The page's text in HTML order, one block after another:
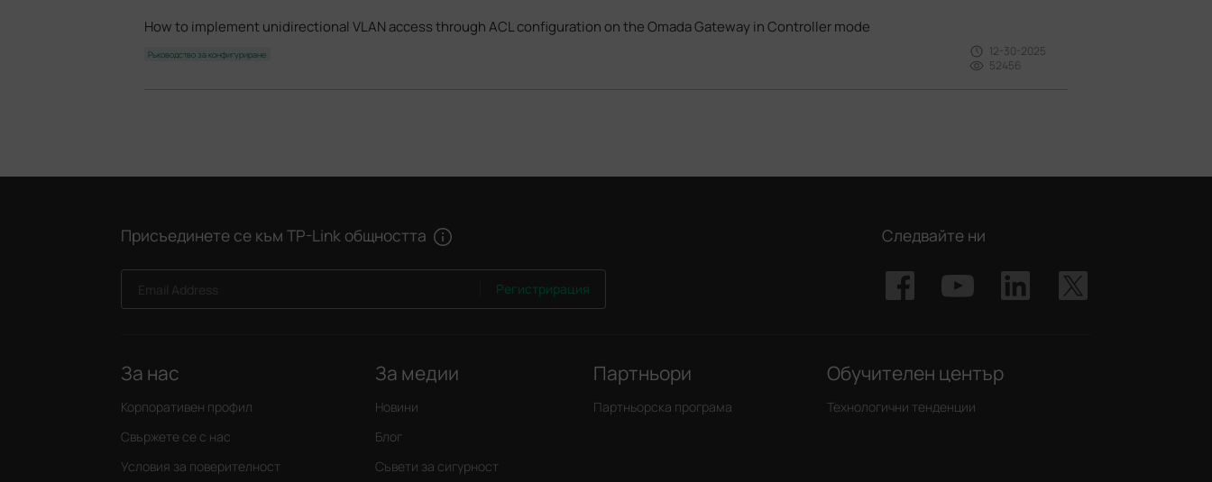
How to implement unidirectional VLAN access through ACL configuration on the Omada Gateway in Controller mode
Ръководство за конфигуриране
12-30-2025
52456
Присъединете се към TP-Link общността
Регистрирация
Следвайте ни
За нас
Корпоративен профил
Свържете се с нас
Условия за поверителност
За медии
Новини
Блог
Съвети за сигурност
Партньори
Партньорска програма
Обучителен център
Технологични тенденции